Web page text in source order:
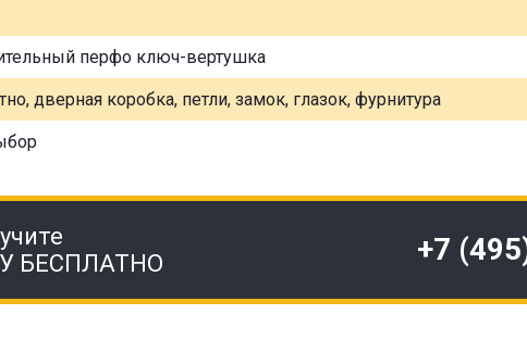
перфо ключ-вертушка
дверная коробка, петли, замок, глазок, фурнитура
БЕСПЛАТНО
+7